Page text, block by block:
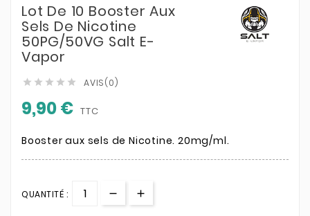
Lot De 10 Booster Aux
Sels De Nicotine
50PG/50VG Salt E-
Vapor
     AVIS(0)
9,90 € TTC
Booster aux sels de Nicotine. 20mg/ml.
QUANTITÉ :